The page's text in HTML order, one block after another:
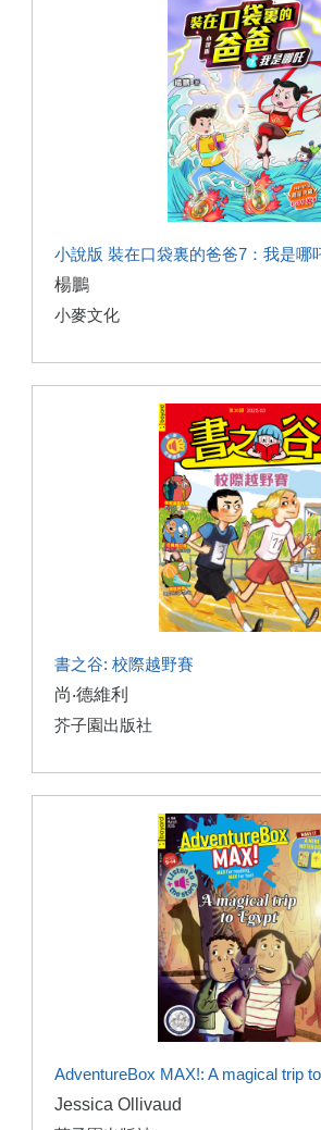
小說版 裝在口袋裏的爸爸7：我是哪
楊鵬
小麥文化
書之谷: 校際越野賽
尚‧德維利
芥子園出版社
AdventureBox MAX!: A magical trip
Jessica Ollivaud